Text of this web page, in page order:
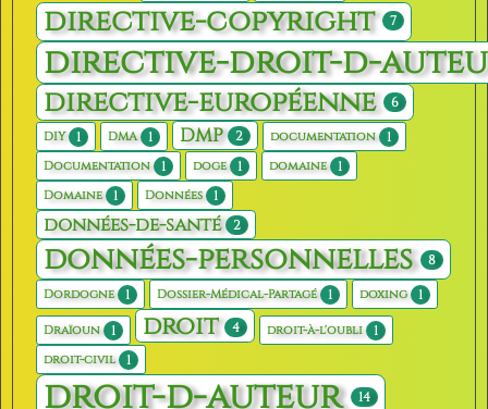
directive-copyright 7
directive-droit-d-
directive-européenne 6
DIY 1 DMA 1 DMP 2 documentation 1
Documentation 1 doge 1 domaine 1
Domaine 1 Données 1
données-de-santé 2
données-personnelles 8
Dordogne 1 Dossier-Médical-Partagé 1 doxing 1
Draïoun 1 droit 4 droit-à-l'oubli 1
droit-civil 1
droit-d-auteur 14